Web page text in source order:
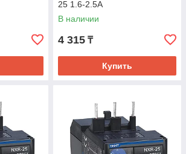
25 1.6-2.5A
В наличии
4 315 ₸
Купить